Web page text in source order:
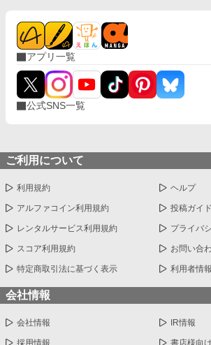
「重婚」が認められている（昔国を揺
たせいらしい）ので法律上は無理はないのだが…
ベッドの上でネグリジェを着て待って
は…来た！？ しかしお決まりの「君を愛することはない」「これ
は公爵家の庇護に入るための政略結婚」と言わ
たして推したちと良好な関係を築いていける
なろう様でも投稿しています。
アプリ一覧
公式SNS一覧
ご利用について
利用規約 ヘルプ
アルファコイン利用規約 投稿ガイ
レンタルサービス利用規約 プライバ
スコア利用規約 お問い合
特定商取引法に基づく表示 利用者情
会社情報
会社情報 IR情報
採用情報 書店様向け